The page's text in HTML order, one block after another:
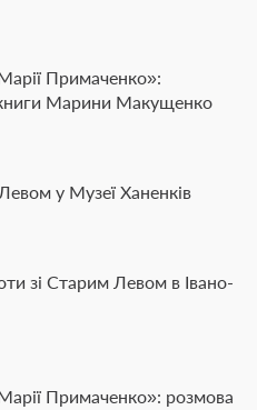
Примаченко»:
книги Марини Макущенко
у Музеї Ханенків
зі Старим Левом в Івано-
Примаченко»: розмова